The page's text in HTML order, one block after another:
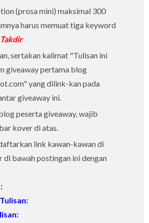
(prosa mini) maksimal 300
harus memuat tiga keyword
sertakan kalimat "Tulisan ini
giveaway pertama blog
yang dilink-kan pada
giveaway ini.
peserta giveaway, wajib
kover di atas.
link kawan-kawan di
bawah postingan ini dengan